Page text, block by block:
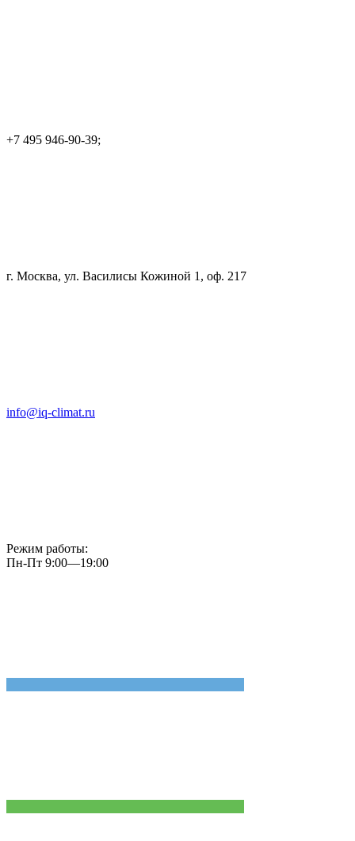
+7 495 946-90-39;
г. Москва, ул. Василисы Кожиной 1, оф. 217
info@iq-climat.ru
Режим работы:
Пн-Пт 9:00—19:00